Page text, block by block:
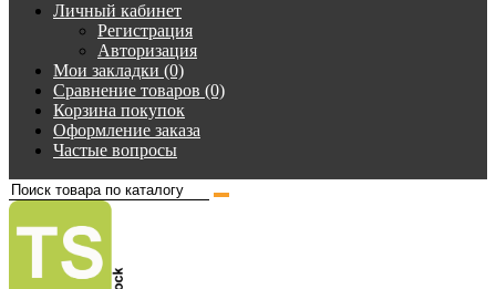
Личный кабинет
Регистрация
Авторизация
Мои закладки (0)
Сравнение товаров (0)
Корзина покупок
Оформление заказа
Частые вопросы